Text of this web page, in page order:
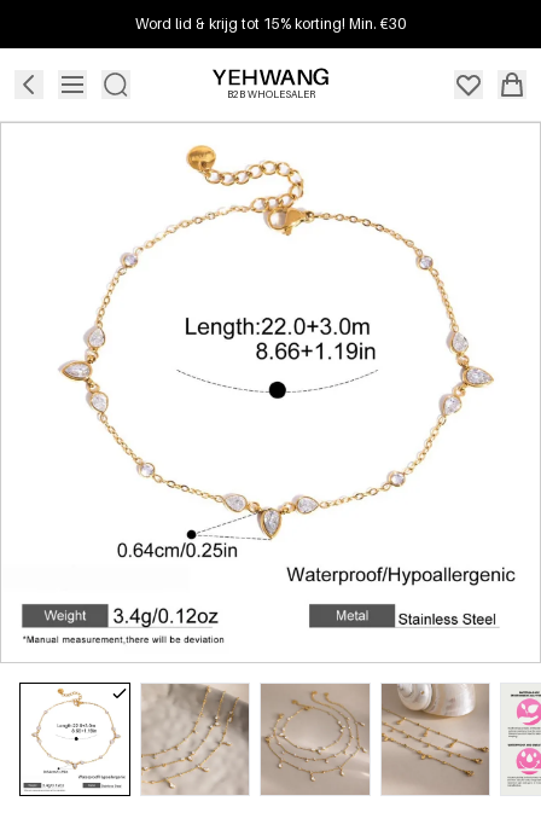
Word lid & krijg tot 15% korting! Min. €30
B2B WHOLESALER